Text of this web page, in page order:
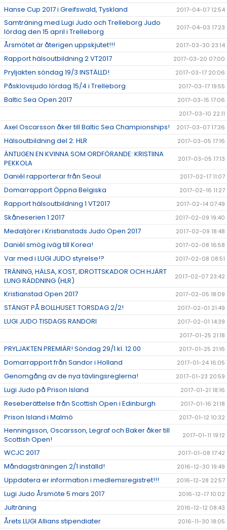
Hanse Cup 2017 i Greifswald, Tyskland 2017-04-07 12:54
Samträning med Lugi Judo och Trelleborg Judo
lördag den 15 april i Trelleborg
2017-04-03 17:23
Årsmötet är återigen uppskjutet!!! 2017-03-30 23:14
Rapport hälsoutbildning 2 VT2017 2017-03-20 07:00
Pryljakten söndag 19/3 INSTÄLLD! 2017-03-17 20:06
Påsklovsjudo lördag 15/4 i Trelleborg 2017-03-17 19:55
Baltic Sea Open 2017
2017-03-15 17:06
2017-03-10 22:11
Axel Oscarsson åker till Baltic Sea Championships! 2017-03-07 17:36
Hälsoutbildning del 2: HLR 2017-03-05 17:16
ÄNTLIGEN EN KVINNA SOM ORDFÖRANDE: KRISTIINA
PEKKOLA
2017-03-05 17:13
Daniél rapporterar från Seoul 2017-02-17 11:07
Domarrapport Öppna Belgiska 2017-02-16 11:27
Rapport hälsoutbildning 1 VT2017 2017-02-14 07:49
Skåneserien 1 2017 2017-02-09 19:40
Medaljörer i Kristianstads Judo Open 2017 2017-02-09 18:48
Daniél smög iväg till Korea! 2017-02-08 16:58
Var med i LUGI JUDO styrelse!? 2017-02-08 08:51
TRÄNING, HÄLSA, KOST, IDROTTSKADOR OCH HJÄRT
LUNG RÄDDNING (HLR)
2017-02-07 23:42
Kristianstad Open 2017 2017-02-05 18:09
STÄNGT PÅ BOLLHUSET TORSDAG 2/2! 2017-02-01 21:49
LUGI JUDO TISDAGS RANDORI
2017-02-01 14:39
2017-01-25 21:18
PRYLJAKTEN PREMIÄR! Söndag 29/1 kl. 12.00 2017-01-25 21:16
Domarrapport från Sandor i Holland 2017-01-24 16:05
Genomgång av de nya tävlingsreglerna! 2017-01-23 20:59
Lugi Judo på Prison Island 2017-01-21 18:16
Reseberättelse från Scottish Open i Edinburgh 2017-01-16 21:18
Prison Island i Malmö 2017-01-12 10:32
Henningsson, Oscarsson, Legraf och Baker åker till
Scottish Open!
2017-01-11 19:12
WCJC 2017 2017-01-08 17:42
Måndagsträningen 2/1 inställd! 2016-12-30 19:49
Uppdatera er information i medlemsregistret!!! 2016-12-28 22:57
Lugi Judo Årsmöte 5 mars 2017 2016-12-17 10:02
Julträning 2016-12-12 08:43
Årets LUGI Allians stipendiater 2016-11-30 18:05